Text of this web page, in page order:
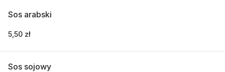
Sos arabski
5,50 zł
Sos sojowy